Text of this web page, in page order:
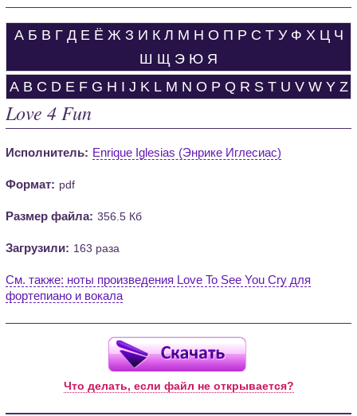
А Б В Г Д Е Ё Ж З И К Л М Н О П Р С Т У Ф Х Ц Ч
Ш Щ Э Ю Я
A B C D E F G H I J K L M N O P Q R S T U V W Y Z
Love 4 Fun
Исполнитель: Enrique Iglesias (Энрике Иглесиас)
Формат: pdf
Размер файла: 356.5 Кб
Загрузили: 163 раза
См. также: ноты произведения Love To See You Cry для
фортепиано и вокала
Что делать, если файл не открывается?